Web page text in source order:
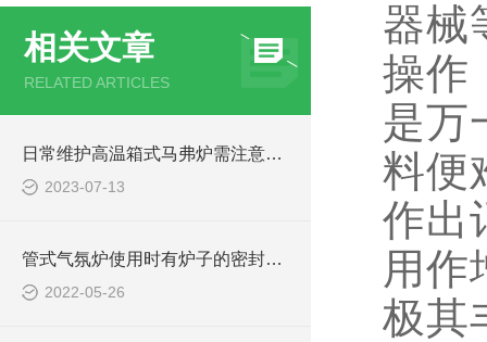
相关文章
RELATED ARTICLES
日常维护高温箱式马弗炉需注意哪些事项
2023-07-13
管式气氛炉使用时有炉子的密封性、炉内气氛控制的性能特点
2022-05-26
器械
操作
是万
料便
作出
用作
极其